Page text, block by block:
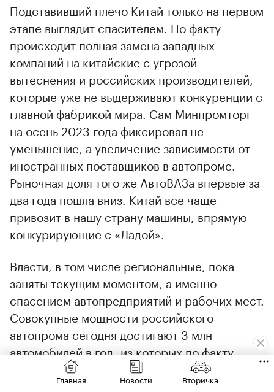
Подставивший плечо Китай только на первом
этапе выглядит спасителем. По факту
происходит полная замена западных
компаний на китайские с угрозой
вытеснения и российских производителей,
которые уже не выдерживают конкуренции с
главной фабрикой мира. Сам Минпромторг
на осень 2023 года фиксировал не
уменьшение, а увеличение зависимости от
иностранных поставщиков в автопроме.
Рыночная доля того же АвтоВАЗа впервые за
два года пошла вниз. Китай все чаще
привозит в нашу страну машины, впрямую
конкурирующие с «Ладой».
Власти, в том числе региональные, пока
заняты текущим моментом, а именно
спасением автопредприятий и рабочих мест.
Совокупные мощности российского
автопрома сегодня достигают 3 млн
автомобилей в год, из которых по факту
занято меньше трети. Только автокластер
Санкт-Петербурга — это около 300
Главная Новости Вторичка